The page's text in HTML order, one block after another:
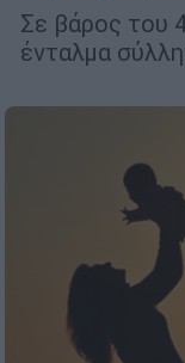
Σε βάρος του
ένταλμα